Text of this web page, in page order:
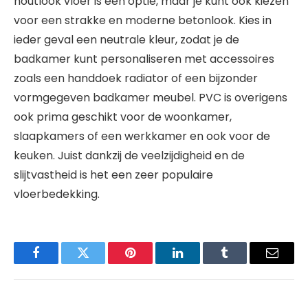
voor een strakke en moderne betonlook. Kies in
ieder geval een neutrale kleur, zodat je de
badkamer kunt personaliseren met accessoires
zoals een handdoek radiator of een bijzonder
vormgegeven badkamer meubel. PVC is overigens
ook prima geschikt voor de woonkamer,
slaapkamers of een werkkamer en ook voor de
keuken. Juist dankzij de veelzijdigheid en de
slijtvastheid is het een zeer populaire
vloerbedekking.
FacebookTwitter Pinterest LinkedInTumblr Email